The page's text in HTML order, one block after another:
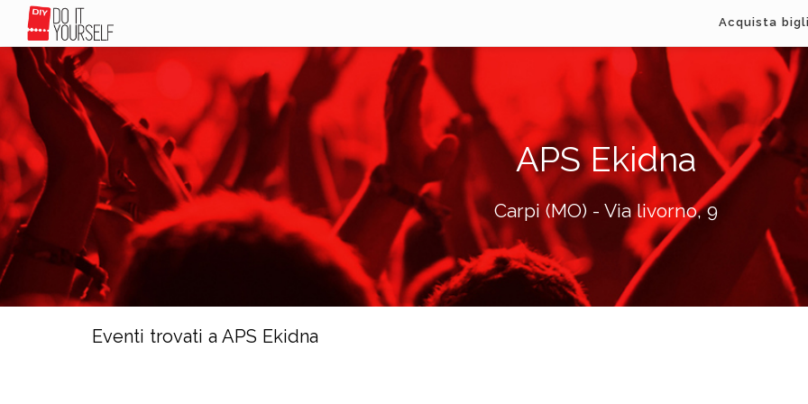
Acquista
APS Ekidna
Carpi (MO) - Via livorno, 9
Eventi trovati a APS Ekidna